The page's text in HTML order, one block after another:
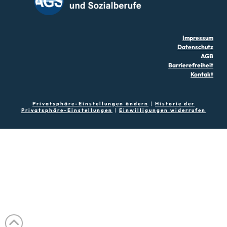
Impressum
Datenschutz
AGB
Barrierefreiheit
Kontakt
Privatsphäre-Einstellungen ändern | Historie der
Privatsphäre-Einstellungen | Einwilligungen widerrufen